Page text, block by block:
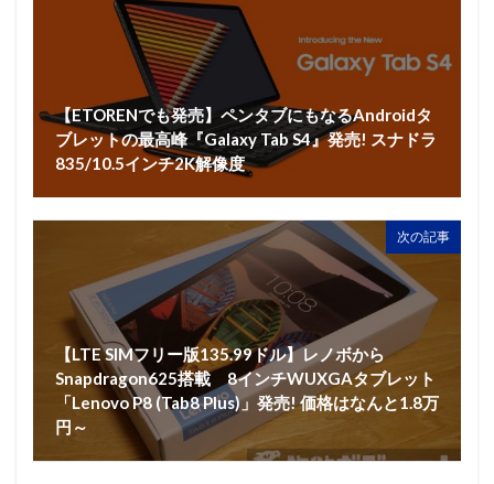
【ETORENでも発売】ペンタブにもなるAndroidタ
ブレットの最高峰『Galaxy Tab S4』発売! スナドラ
835/10.5インチ2K解像度
次の記事
【LTE SIMフリー版135.99ドル】レノボから
Snapdragon625搭載 8インチWUXGAタブレット
「Lenovo P8 (Tab8 Plus)」発売! 価格はなんと1.8万
円～